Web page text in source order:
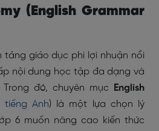
(English Grammar
tảng giáo dục phi lợi nhuận nổi
nội dung học tập đa dạng và
đó, chuyên mục
English
tiếng Anh) là một lựa chọn lý
6 muốn nâng cao kiến thức